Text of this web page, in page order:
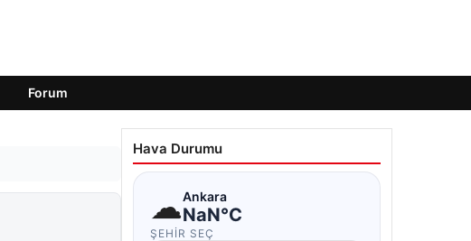
Forum
Hava Durumu
☁Ankara
NaN°C
ŞEHIR SEÇ